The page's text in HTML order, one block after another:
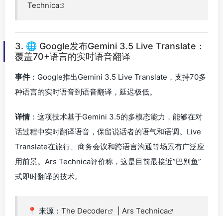
Technica
3. 🌐 Google发布Gemini 3.5 Live Translate：
覆盖70+语言的实时语音翻译
事件：Google推出Gemini 3.5 Live Translate，支持70多
种语言的实时语音到语音翻译，延迟极低。
详情 ：这项技术基于Gemini 3.5的多模态能力，能够在对
话过程中实时翻译语音，保留说话者的语气和语调。Live
Translate在旅行、商务会议和跨语言沟通等场景有广泛应
用前景。Ars Technica评价称，这是目前最接近”巴别鱼”
式即时翻译的技术。
📍 来源： The Decoder Ars Technica